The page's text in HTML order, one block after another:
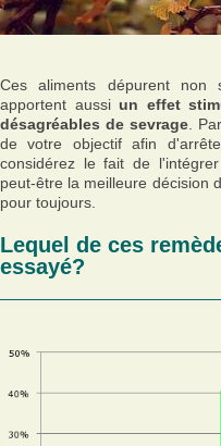
Ces aliments dépurent non
apportent aussi un effet
désagréables de sevrage .
de votre objectif afin
considérez le fait de
peut-être la meilleure décision
pour toujours.
Lequel de ces
essayé?